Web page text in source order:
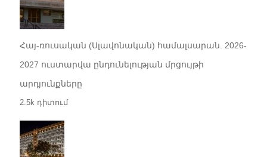
Հայ-ռուսական (Սլավոնական) համալսարան. 2026-
2027 ուստարվա ընդունելության մրցույթի
արդյունքները
2.5k դիտում